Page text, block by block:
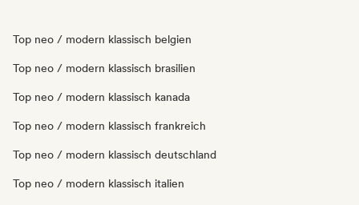
Top neo / modern klassisch belgien
Top neo / modern klassisch brasilien
Top neo / modern klassisch kanada
Top neo / modern klassisch frankreich
Top neo / modern klassisch deutschland
Top neo / modern klassisch italien